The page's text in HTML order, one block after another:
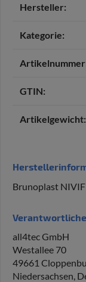
Hersteller:
Kategorie:
GTIN:
Artikelgewicht‍:
Brunoplast
all4tec GmbH
Westallee 70
49661
Niedersachsen,